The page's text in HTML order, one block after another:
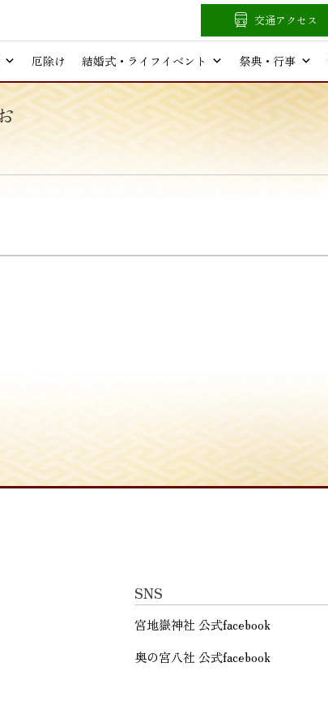
厄除け 結婚式・ライフイベント 祭典・行事
交通アクセス
SNS
宮地嶽神社 公式facebook
奥の宮八社 公式facebook